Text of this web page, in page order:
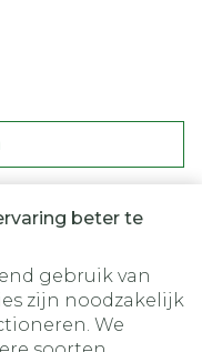
beter te
gebruik van
zijn noodzakelijk
We
privacy policy